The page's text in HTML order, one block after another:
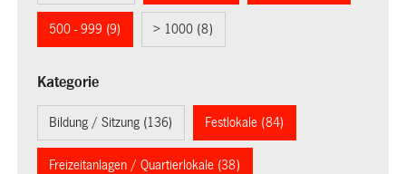
500 - 999 (9) > 1000 (8)
Kategorie
Bildung / Sitzung (136) Festlokale (84)
Freizeitanlagen / Quartierlokale (38)